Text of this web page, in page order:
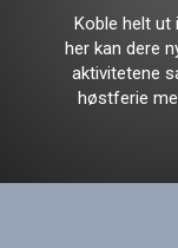
Koble helt ut
her kan dere
aktivitetene
høstferie